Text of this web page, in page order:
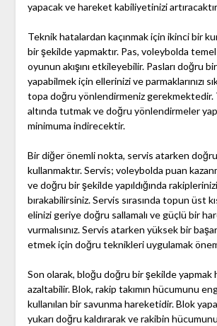
yapacak ve hareket kabiliyetinizi
Teknik hatalardan kaçınmak için ikinci bir
bir şekilde yapmaktır. Pas, voleybolda
oyunun akışını etkileyebilir. Pasları doğru
yapabilmek için ellerinizi ve parmaklarınızı
topa doğru yönlendirmeniz
altında tutmak ve doğru yönlendirmeler
minimuma indirecektir.
Bir diğer önemli nokta, servis atarken
kullanmaktır. Servis; voleybolda puan
ve doğru bir şekilde yapıldığında
bırakabilirsiniz. Servis sırasında topun üst
elinizi geriye doğru sallamalı ve güçlü bir
vurmalısınız. Servis atarken yüksek bir
etmek için doğru teknikleri uygulamak
Son olarak, bloğu doğru bir şekilde yapmak
azaltabilir. Blok, rakip takımın hücumunu
kullanılan bir savunma hareketidir. Blok
yukarı doğru kaldırarak ve rakibin